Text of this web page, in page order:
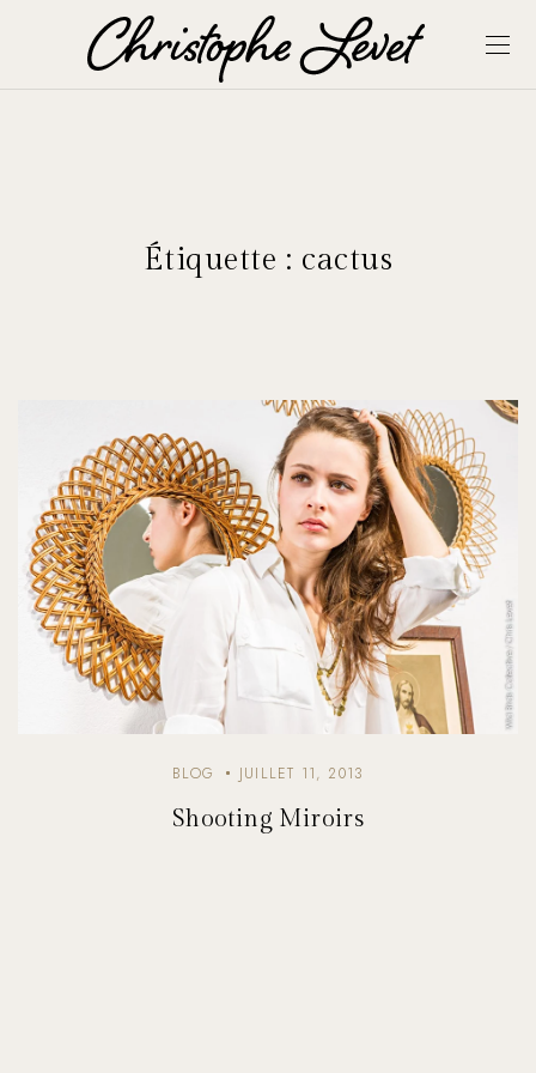
Étiquette : cactus
BLOG JUILLET 11, 2013
Shooting Miroirs